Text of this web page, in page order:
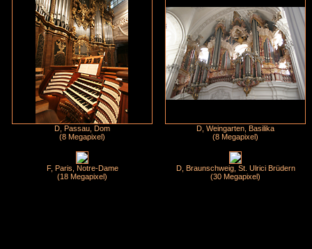
D, Passau, Dom
(8 Megapixel)
D, Weingarten, Basilika
(8 Megapixel)
F, Paris, Notre-Dame
(18 Megapixel)
D, Braunschweig, St. Ulrici Brüdern
(30 Megapixel)